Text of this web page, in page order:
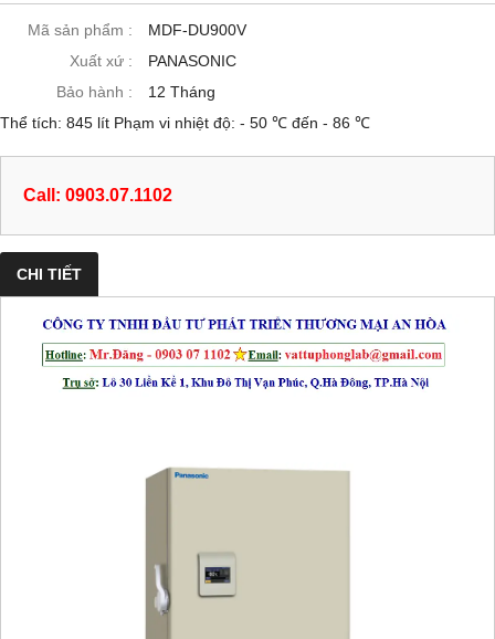
Mã sản phẩm :
MDF-DU900V
Xuất xứ :
PANASONIC
Bảo hành :
12 Tháng
Thể tích: 845 lít Phạm vi nhiệt độ: - 50 ℃ đến - 86 ℃
Call: 0903.07.1102
CHI TIẾT